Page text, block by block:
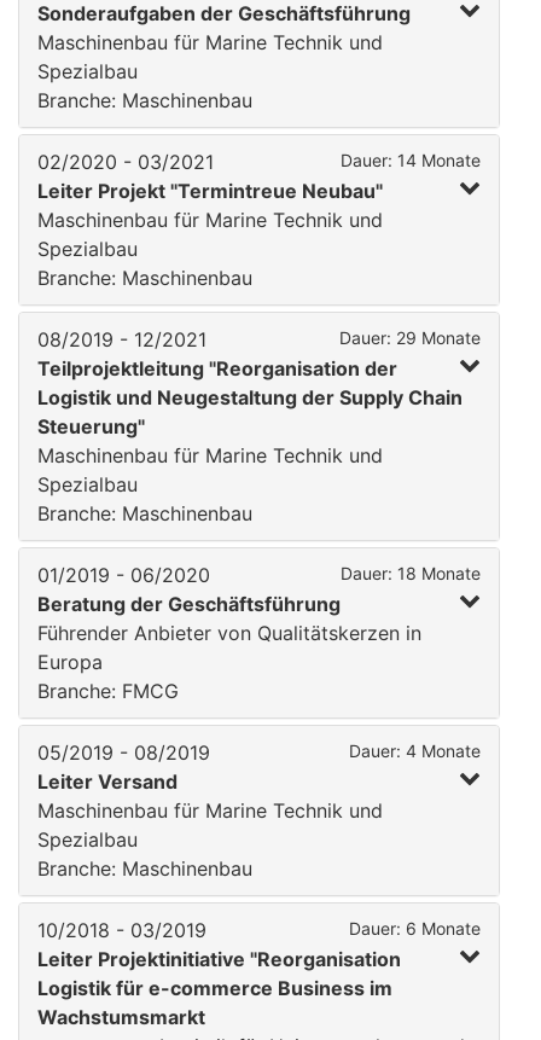
Sonderaufgaben der Geschäftsführung
Maschinenbau für Marine Technik und
Spezialbau
Branche: Maschinenbau
02/2020 - 03/2021 Dauer: 14 Monate
Leiter Projekt "Termintreue Neubau"
Maschinenbau für Marine Technik und
Spezialbau
Branche: Maschinenbau
08/2019 - 12/2021 Dauer: 29 Monate
Teilprojektleitung "Reorganisation der
Logistik und Neugestaltung der Supply Chain
Steuerung"
Maschinenbau für Marine Technik und
Spezialbau
Branche: Maschinenbau
01/2019 - 06/2020 Dauer: 18 Monate
Beratung der Geschäftsführung
Führender Anbieter von Qualitätskerzen in
Europa
Branche: FMCG
05/2019 - 08/2019 Dauer: 4 Monate
Leiter Versand
Maschinenbau für Marine Technik und
Spezialbau
Branche: Maschinenbau
10/2018 - 03/2019 Dauer: 6 Monate
Leiter Projektinitiative "Reorganisation
Logistik für e-commerce Business im
Wachstumsmarkt